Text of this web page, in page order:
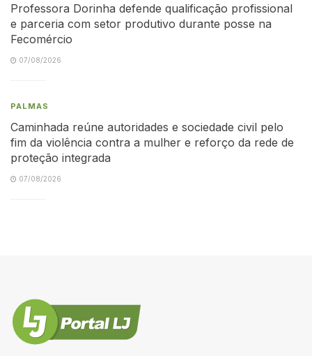
Professora Dorinha defende qualificação profissional
e parceria com setor produtivo durante posse na
Fecomércio
07/08/2026
PALMAS
Caminhada reúne autoridades e sociedade civil pelo
fim da violência contra a mulher e reforço da rede de
proteção integrada
07/08/2026